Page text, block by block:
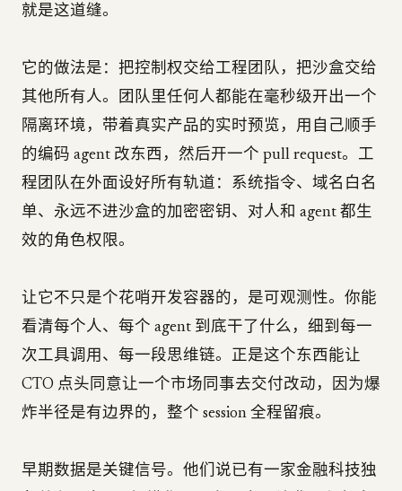
就是这道缝。
它的做法是：把控制权交给工程团队，把沙盒交给
其他所有人。团队里任何人都能在毫秒级开出一个
隔离环境，带着真实产品的实时预览，用自己顺手
的编码 agent 改东西，然后开一个 pull request。工
程团队在外面设好所有轨道：系统指令、域名白名
单、永远不进沙盒的加密密钥、对人和 agent 都生
效的角色权限。
让它不只是个花哨开发容器的，是可观测性。你能
看清每个人、每个 agent 到底干了什么，细到每一
次工具调用、每一段思维链。正是这个东西能让
CTO 点头同意让一个市场同事去交付改动，因为爆
炸半径是有边界的，整个 session 全程留痕。
早期数据是关键信号。他们说已有一家金融科技独